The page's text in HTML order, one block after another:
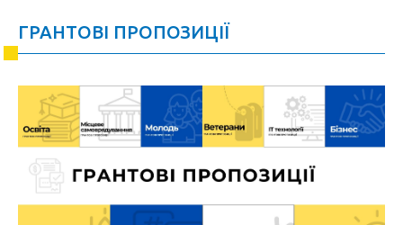
ГРАНТОВІ ПРОПОЗИЦІЇ